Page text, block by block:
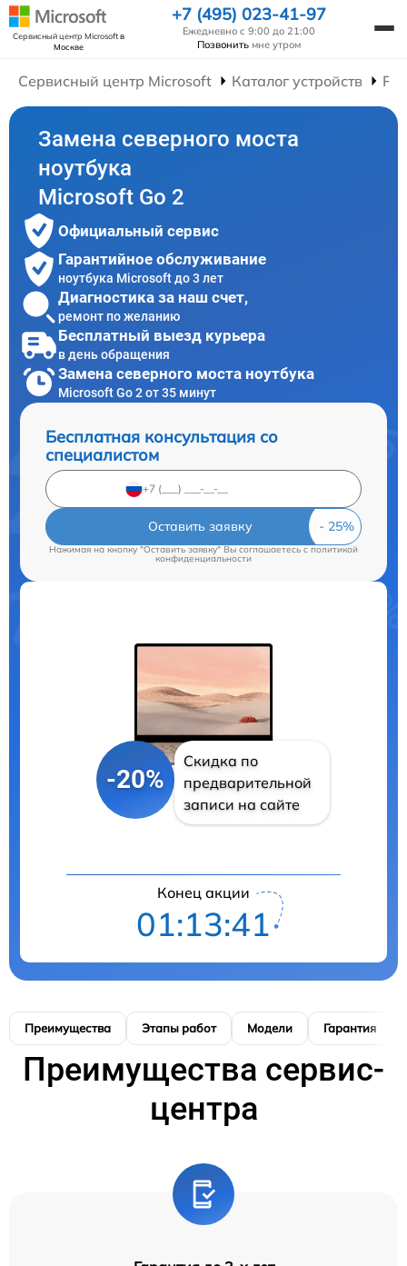
Сервисный центр Microsoftв
Москве
+7 (495) 023-41-97
Ежедневно с 9:00 до 21:00
Позвонить мне утром
Сервисный центр Microsoft Каталог устройств
Замена северного моста
ноутбука
Microsoft Go 2
Официальный сервис
Гарантийное обслуживание
ноутбука Microsoft до 3 лет
Диагностика за наш счет,
ремонт по желанию
Бесплатный выезд курьера
в день обращения
Замена северного моста ноутбука
Microsoft Go 2 от 35 минут
Бесплатная консультация со
специалистом
Оставить заявку
Нажимая на кнопку "Оставить заявку" Вы соглашаетесь cполитикой
конфиденциальности
-20%
Скидка по
предварительной
записи на сайте
Конец акции
01:13:40
Преимущества Этапы работ Модели Гарантия
Преимущества сервис-
центра